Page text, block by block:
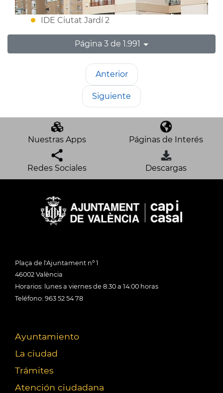
IDE Ciutat Jardí 2
Página 3 de 1.991
Anterior
Siguiente
Nuestras Apps Páginas de Interés
Redes Sociales Descargas
Plaça de l'Ajuntament nº 1
46002 València
Horarios: lunes a viernes de 8:30 a 14:00 horas
Teléfono: 963 52 54 78
Ayuntamiento
La ciudad
Trámites
Atención ciudadana